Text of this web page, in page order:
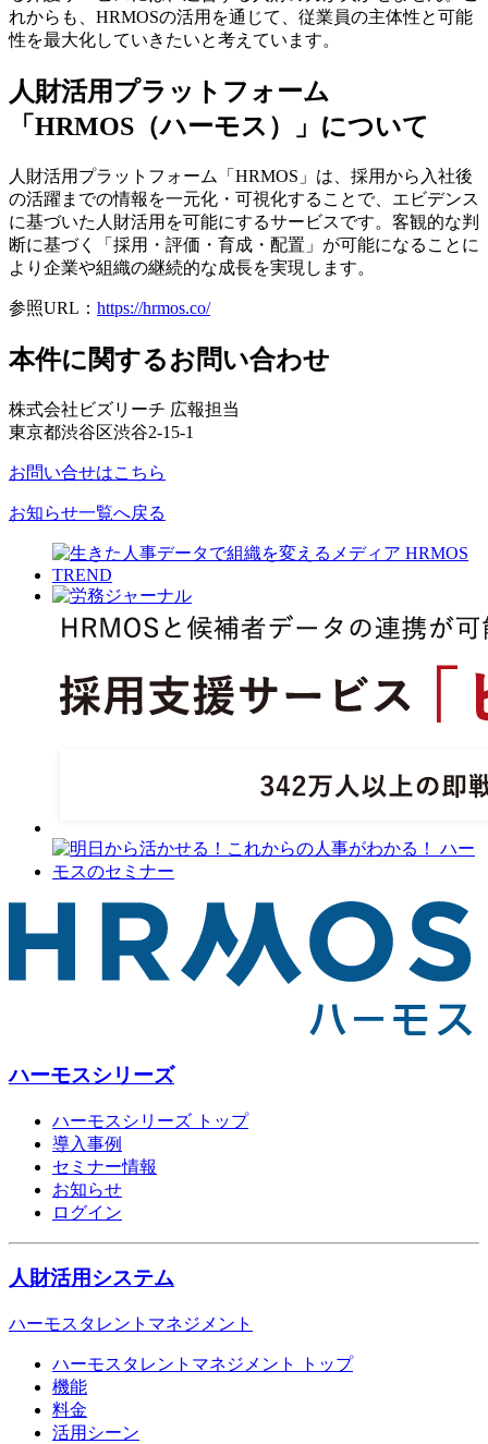
れからも、HRMOSの活用を通じて、従業員の主体性と可能
性を最大化していきたいと考えています。
人財活用プラットフォーム
「HRMOS（ハーモス）」について
人財活用プラットフォーム「HRMOS」は、採用から入社後
の活躍までの情報を一元化・可視化することで、エビデンス
に基づいた人財活用を可能にするサービスです。客観的な判
断に基づく「採用・評価・育成・配置」が可能になることに
より企業や組織の継続的な成長を実現します。
参照URL： https://hrmos.co/
本件に関するお問い合わせ
株式会社ビズリーチ 広報担当
東京都渋谷区渋谷2-15-1
お問い合せはこちら
お知らせ一覧へ戻る
ハーモスシリーズ
ハーモスシリーズ トップ
導入事例
セミナー情報
お知らせ
ログイン
人財活用システム
ハーモスタレントマネジメント
ハーモスタレントマネジメント トップ
機能
料金
活用シーン